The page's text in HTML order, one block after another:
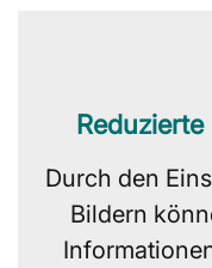
Durch den
Bildern